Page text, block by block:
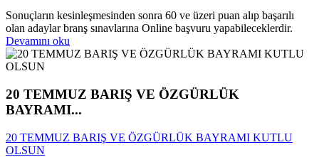
Sonuçların kesinleşmesinden sonra 60 ve üzeri puan alıp başarılı
olan adaylar branş sınavlarına Online başvuru yapabileceklerdir.
Devamını oku
20 TEMMUZ BARIŞ VE ÖZGÜRLÜK
BAYRAMI...
20 TEMMUZ BARIŞ VE ÖZGÜRLÜK BAYRAMI KUTLU
OLSUN